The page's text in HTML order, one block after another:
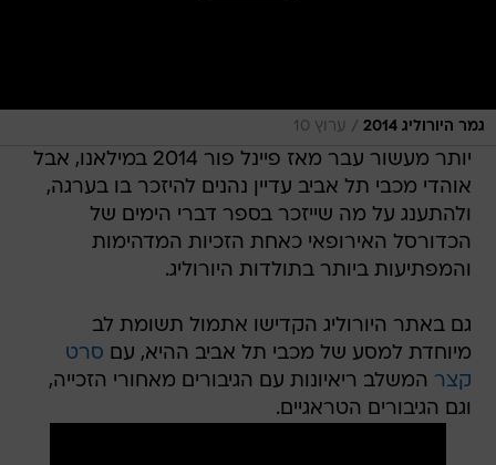
גמר היורוליג 2014 / ערוץ 10
יותר מעשור עבר מאז פיינל פור 2014 במילאנו, אבל
אוהדי מכבי תל אביב עדיין נהנים להיזכר בו בערגה,
ולהתענג על מה שייזכר בספר דברי הימים של
הכדורסל האירופאי כאחת הזכיות המדהימות
והמפתיעות ביותר בתולדות היורוליג.
גם באתר היורוליג הקדישו אתמול תשומת לב
מיוחדת למסע של מכבי תל אביב ההיא, עם סרט
קצר המשלב ריאיונות עם הגיבורים מאחורי הזכייה,
וגם הגיבורים הטראגיים.